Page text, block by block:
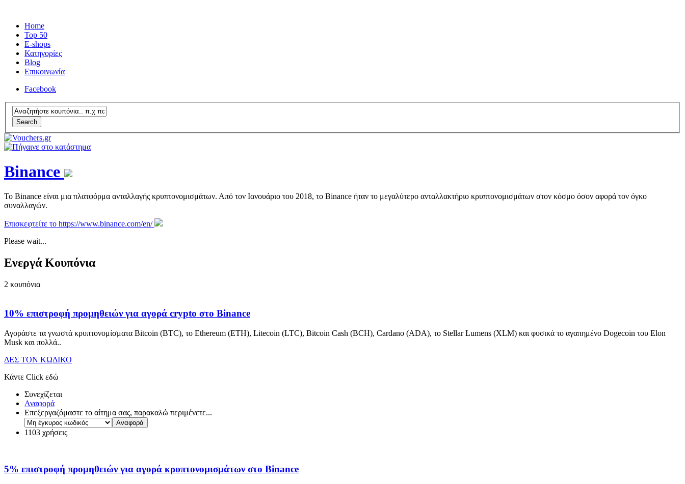
Home
Top 50
E-shops
Κατηγορίες
Blog
Επικοινωνία
Facebook
Search
Binance
Το Binance είναι μια πλατφόρμα ανταλλαγής κρυπτονομισμάτων. Από τον Ιανουάριο του 2018, το Binance ήταν το μεγαλύτερο ανταλλακτήριο κρυπτονομισμάτων στον κόσμο όσον αφορά τον όγκο
συναλλαγών.
Επισκεφτείτε το https://www.binance.com/en/
Please wait...
Ενεργά Κουπόνια
2 κουπόνια
10% επιστροφή προμηθειών για αγορά crypto στο Binance
Αγοράστε τα γνωστά κρυπτονομίσματα Bitcoin (BTC), το Ethereum (ETH), Litecoin (LTC), Bitcoin Cash (BCH), Cardano (ADA), το Stellar Lumens (XLM) και φυσικά το αγαπημένο Dogecoin του Elon
Musk και πολλά..
ΔΕΣ ΤΟΝ ΚΩΔΙΚΟ
Κάντε Click εδώ
Συνεχίζεται
Αναφορά
Επεξεργαζόμαστε το αίτημα σας, παρακαλώ περιμένετε...
1103 χρήσεις
5% επιστροφή προμηθειών για αγορά κρυπτονομισμάτων στο Binance